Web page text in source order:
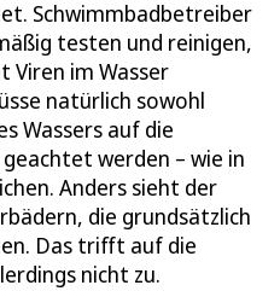
Schwimmbadbetreiber
testen und reinigen,
im Wasser
natürlich sowohl
Wassers auf die
werden – wie in
Anders sieht der
die grundsätzlich
Das trifft auf die
nicht zu.